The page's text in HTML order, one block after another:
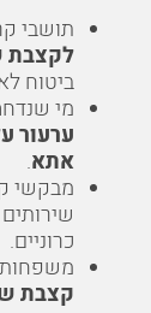
תושבי
לקצבת
ביטוח
מי
ערעור
אתא.
מבקשי
כרוניים.
קצבת